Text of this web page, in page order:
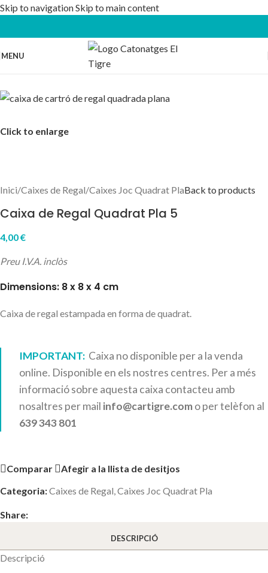
Skip to navigationSkip to main content
MENU
Click to enlarge
Inici/Caixes de Regal/Caixes Joc Quadrat PlaBack to products
Caixa de Regal Quadrat Pla 5
4,00€
Preu I.V.A. inclòs
Dimensions: 8 x 8 x 4 cm
Caixa de regal estampada en forma de quadrat.
IMPORTANT: Caixa no disponible per a la venda
online. Disponible en els nostres centres. Per a més
informació sobre aquesta caixa contacteu amb
nosaltres per mail info@cartigre.como per telèfon al
639 343 801
Comparar
Afegir a la llista de desitjos
Categoria:Caixes de Regal,Caixes Joc Quadrat Pla
Share:
DESCRIPCIÓ
Descripció